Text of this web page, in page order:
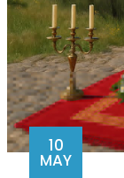
10
MAY